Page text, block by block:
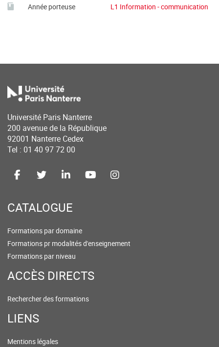
Année porteuse L1 Information - communication
Université Paris Nanterre
200 avenue de la République
92001 Nanterre Cedex
Tel : 01 40 97 72 00
CATALOGUE
Formations par domaine
Formations pr modalités d'enseignement
Formations par niveau
ACCÈS DIRECTS
Rechercher des formations
LIENS
Mentions légales